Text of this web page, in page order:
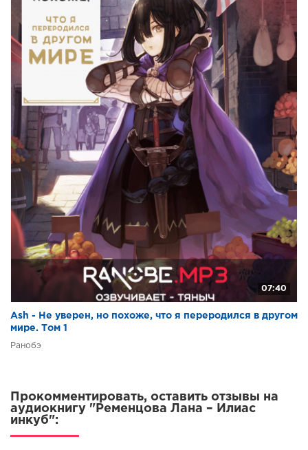
07:40
Ash - Не уверен, но похоже, что я переродился в другом
мире. Том 1
Ранобэ
Прокомментировать, оставить отзывы на
аудиокнигу "Ременцова Лана – Илиас
инкуб":